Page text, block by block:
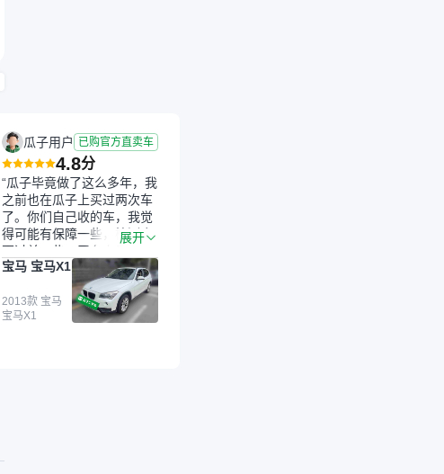
瓜子用户 已购官方直卖车
4.8分
“瓜子毕竟做了这么多年，我
之前也在瓜子上买过两次车
了。你们自己收的车，我觉
得可能有保障一些，检测会
更过关一些。平台自己收上
来再卖的车，应该更可靠。
我买的是宝马X1，主要看中
它的价格和公里数比较合
适。另外，瓜子承诺无火
展开
宝马 宝马X1
2013款 宝马
宝马X1